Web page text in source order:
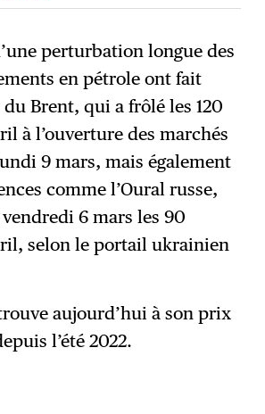
perturbation longue des
en pétrole ont fait
Brent, qui a frôlé les 120
à l’ouverture des marchés
9 mars, mais également
comme l’Oural russe,
6 mars les 90
selon le portail ukrainien
aujourd’hui à son prix
l’été 2022.